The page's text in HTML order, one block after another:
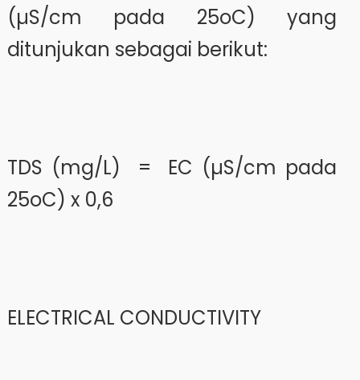
(µS/cm pada 25oC) yang
ditunjukan sebagai berikut:
TDS (mg/L) = EC (µS/cm pada
25oC) x 0,6
ELECTRICAL CONDUCTIVITY